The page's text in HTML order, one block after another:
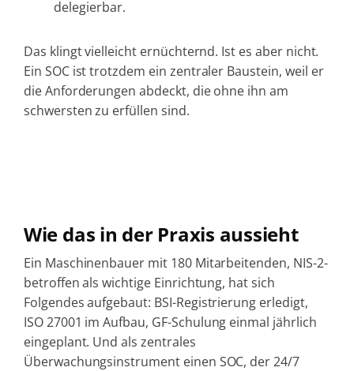
delegierbar.
Das klingt vielleicht ernüchternd. Ist es aber nicht.
Ein SOC ist trotzdem ein zentraler Baustein, weil er
die Anforderungen abdeckt, die ohne ihn am
schwersten zu erfüllen sind.
Wie das in der Praxis aussieht
Ein Maschinenbauer mit 180 Mitarbeitenden, NIS-2-
betroffen als wichtige Einrichtung, hat sich
Folgendes aufgebaut: BSI-Registrierung erledigt,
ISO 27001 im Aufbau, GF-Schulung einmal jährlich
eingeplant. Und als zentrales
Überwachungsinstrument einen SOC, der 24/7